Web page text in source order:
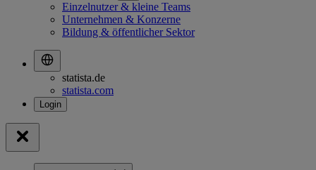
Einzelnutzer & kleine Teams
Unternehmen & Konzerne
Bildung & öffentlicher Sektor
statista.de
statista.com